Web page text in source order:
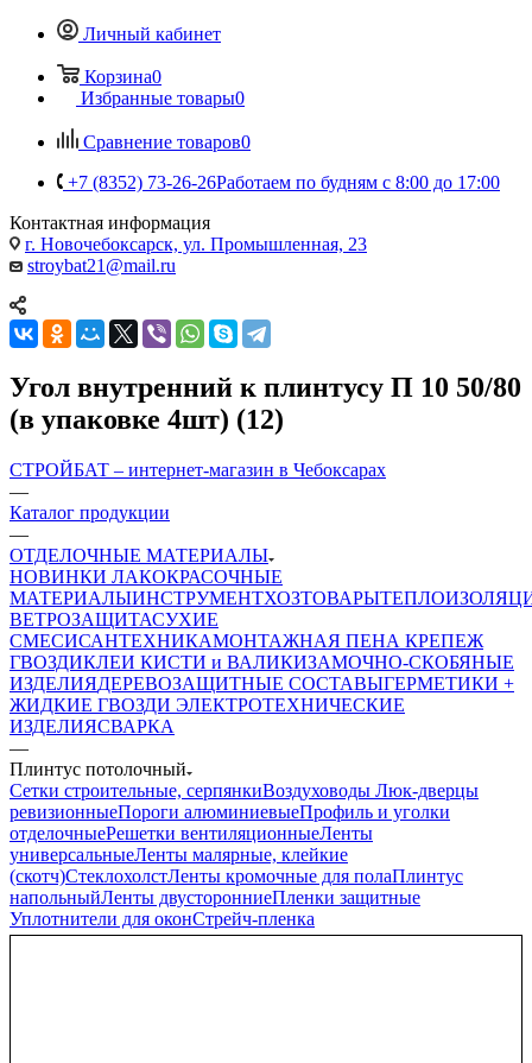
Личный кабинет
Корзина0
Избранные товары0
Сравнение товаров0
+7 (8352) 73-26-26Работаем по будням с 8:00 до 17:00
Контактная информация
г. Новочебоксарск, ул. Промышленная, 23
stroybat21@mail.ru
Угол внутренний к плинтусу П 10 50/80
(в упаковке 4шт) (12)
СТРОЙБАТ – интернет-магазин в Чебоксарах
—
Каталог продукции
—
ОТДЕЛОЧНЫЕ МАТЕРИАЛЫ
НОВИНКИ ЛАКОКРАСОЧНЫЕ
МАТЕРИАЛЫИНСТРУМЕНТХОЗТОВАРЫ
ВЕТРОЗАЩИТАСУХИЕ
СМЕСИСАНТЕХНИКАМОНТАЖНАЯ ПЕНА КРЕПЕЖ
ГВОЗДИКЛЕИ КИСТИ и ВАЛИКИЗАМОЧНО-СКОБЯНЫЕ
ИЗДЕЛИЯДЕРЕВОЗАЩИТНЫЕ СОСТАВЫГЕРМЕТИКИ +
ЖИДКИЕ ГВОЗДИ ЭЛЕКТРОТЕХНИЧЕСКИЕ
ИЗДЕЛИЯСВАРКА
—
Плинтус потолочный
Сетки строительные, серпянкиВоздуховоды Люк-дверцы
ревизионныеПороги алюминиевыеПрофиль и уголки
отделочныеРешетки вентиляционныеЛенты
универсальныеЛенты малярные, клейкие
(скотч)СтеклохолстЛенты кромочные для полаПлинтус
напольныйЛенты двусторонниеПленки защитные
Уплотнители для оконСтрейч-пленка